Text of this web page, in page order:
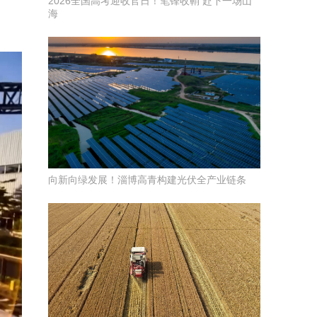
海
向新向绿发展！淄博高青构建光伏全产业链条